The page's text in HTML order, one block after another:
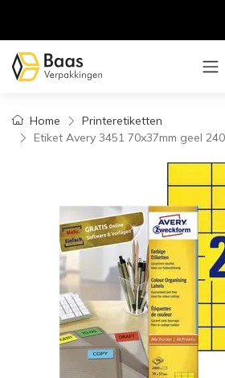
Home
Printeretiketten
Etiket Avery 3451 70x37mm geel